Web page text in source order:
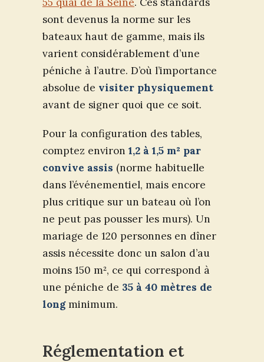
sont devenus la norme sur les
bateaux haut de gamme, mais ils
varient considérablement d’une
péniche à l’autre. D’où l’importance
absolue de visiter physiquement
avant de signer quoi que ce soit.
Pour la configuration des tables,
comptez environ 1,2 à 1,5 m² par
convive assis (norme habituelle
dans l’événementiel, mais encore
plus critique sur un bateau où l’on
ne peut pas pousser les murs). Un
mariage de 120 personnes en dîner
assis nécessite donc un salon d’au
moins 150 m², ce qui correspond à
une péniche de 35 à 40 mètres de
longminimum.
Réglementation et